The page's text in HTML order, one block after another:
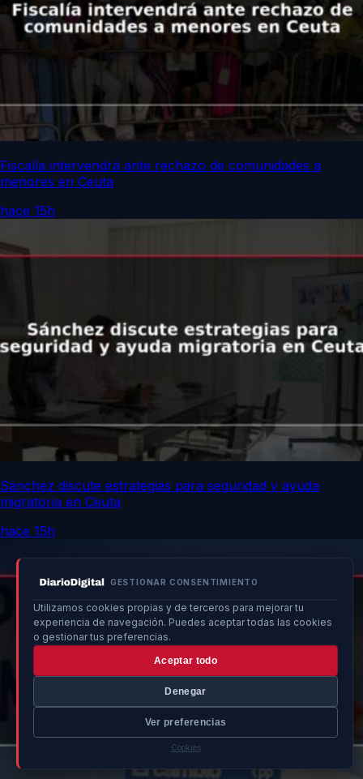
GESTIONAR CONSENTIMIENTO
Utilizamos cookies propias y de terceros para mejorar tu
experiencia de navegación. Puedes aceptar todas las cookies
o gestionar tus preferencias.
Aceptar todo
Denegar
Ver preferencias
Cookies
Fiscalía intervendrá ante rechazo de comunidades a
menores en Ceuta
hace 15h
Sánchez discute estrategias para seguridad y ayuda
migratoria en Ceuta
hace 15h